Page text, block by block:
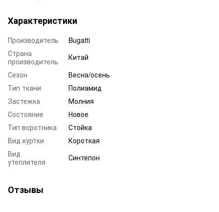
Характеристики
Производитель
Bugatti
Страна
производитель
Китай
Сезон
Весна/осень
Тип ткани
Полиамид
Застежка
Молния
Состояние
Новое
Тип воротника
Стойка
Вид куртки
Короткая
Вид
утеплителя
Синтепон
Отзывы